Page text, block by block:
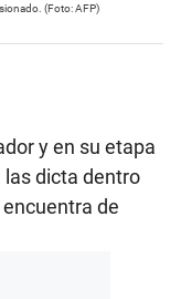
(Foto: AFP)
y en su etapa
las dicta dentro
de